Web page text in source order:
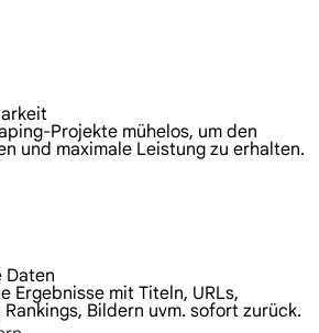
Projekte mühelos, um den
und maximale Leistung zu erhalten.
Daten
Ergebnisse mit Titeln, URLs,
Bildern uvm. sofort zurück.